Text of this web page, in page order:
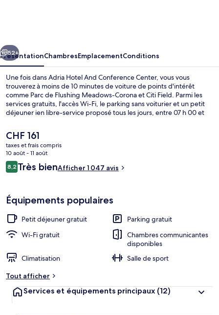
Center
Suivant
52+
PrésentationChambresEmplacementConditions
Une fois dans Adria Hotel And Conference Center, vous vous
trouverez à moins de 10 minutes de voiture de points d'intérêt
comme Parc de Flushing Meadows-Corona et Citi Field. Parmi les
services gratuits, l'accès Wi-Fi, le parking sans voiturier et un petit
déjeuner ien libre-service proposé tous les jours, entre 07 h 00 et
vite rejoint des sites comme UBS Arena et USTA National Tennis
Center. Le parking pratique et le personnel attentionné remportent
un franc succès auprès des autres voyageurs.
Le
prix
actuel
est
de
CHF 161
taxes et frais compris
10 août - 11 août
Avis
voyageurs
8,28,2 sur 10
Très bienAfficher 1 047 avis
Équipements populaires
Petit déjeuner gratuit
Parking gratuit
Wi-Fi gratuit
Chambres communicantes
disponibles
Climatisation
Salle de sport
Tout afficher
Services et équipements principaux (12)